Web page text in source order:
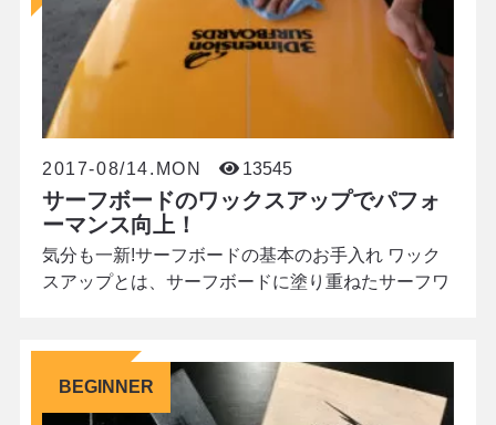
2017-08/14.MON 13545
サーフボードのワックスアップでパフォ
ーマンス向上！
気分も一新!サーフボードの基本のお手入れ ワック
スアップとは、サーフボードに塗り重ねたサーフワ
フワックスの重要性 実際に海でサーフボードの上に
立つと、両足の指先までをフルに使った体重移動を
行います。そのバランス運動を助けるのが、サーフ
BEGINNER